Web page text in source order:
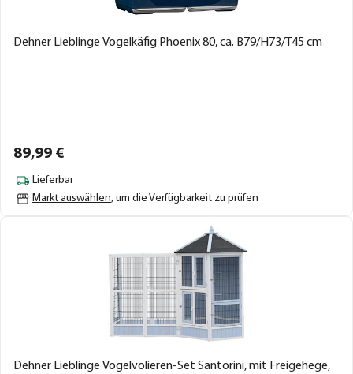
Dehner Lieblinge Vogelkäfig Phoenix 80, ca. B79/H73/T45 cm
89,99 €
Lieferbar
Markt auswählen, um die Verfügbarkeit zu prüfen
Dehner Lieblinge Vogelvolieren-Set Santorini, mit Freigehege,